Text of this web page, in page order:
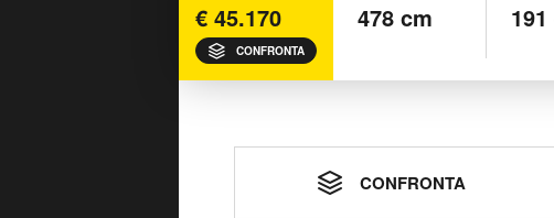
€ 45.170
CONFRONTA
478 cm
CONFRONTA